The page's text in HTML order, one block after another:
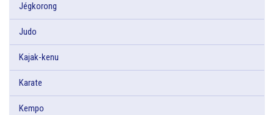
Jégkorong
Judo
Kajak-kenu
Karate
Kempo